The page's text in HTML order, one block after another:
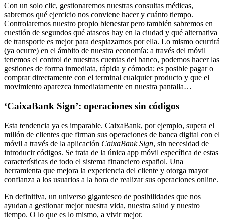
Con un solo clic, gestionaremos nuestras consultas médicas,
sabremos qué ejercicio nos conviene hacer y cuánto tiempo.
Controlaremos nuestro propio bienestar pero también sabremos en
cuestión de segundos qué atascos hay en la ciudad y qué alternativa
de transporte es mejor para desplazarnos por ella. Lo mismo ocurrirá
(ya ocurre) en el ámbito de nuestra economía: a través del móvil
tenemos el control de nuestras cuentas del banco, podemos hacer las
gestiones de forma inmediata, rápida y cómoda; es posible pagar o
comprar directamente con el terminal cualquier producto y que el
movimiento aparezca inmediatamente en nuestra pantalla…
‘CaixaBank Sign’: operaciones sin códigos
Esta tendencia ya es imparable. CaixaBank, por ejemplo, supera el
millón de clientes que firman sus operaciones de banca digital con el
móvil a través de la aplicación CaixaBank Sign, sin necesidad de
introducir códigos. Se trata de la única app móvil específica de estas
características de todo el sistema financiero español. Una
herramienta que mejora la experiencia del cliente y otorga mayor
confianza a los usuarios a la hora de realizar sus operaciones online.
En definitiva, un universo gigantesco de posibilidades que nos
ayudan a gestionar mejor nuestra vida, nuestra salud y nuestro
tiempo. O lo que es lo mismo, a vivir mejor.